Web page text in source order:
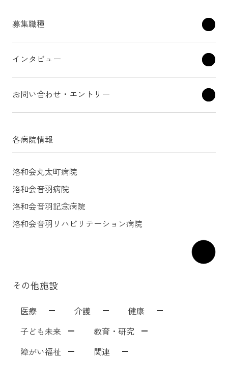
募集職種
インタビュー
お問い合わせ・エントリー
各病院情報
洛和会丸太町病院
洛和会音羽病院
洛和会音羽記念病院
洛和会音羽リハビリテーション病院
その他施設
医療 介護
健康
子ども未来
教育・研究
障がい福祉
関連